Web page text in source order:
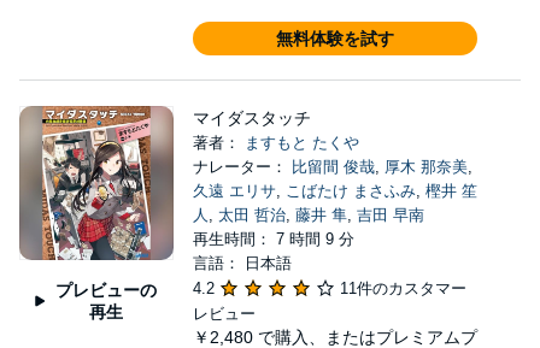
無料体験を試す
プレビューの
再生
マイダスタッチ
著者：
ますもと たくや
ナレーター：
比留間 俊哉, 厚木 那奈美,
久遠 エリサ, こばたけ まさふみ, 樫井 笙
人 , 太田 哲治, 藤井 隼, 吉田 早南
再生時間： 7 時間 9 分
言語： 日本語
4.2
11件のカスタマー
レビュー
￥2,480 で購入、またはプレミアムプ